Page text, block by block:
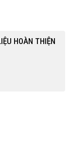
HOÀN THIỆN